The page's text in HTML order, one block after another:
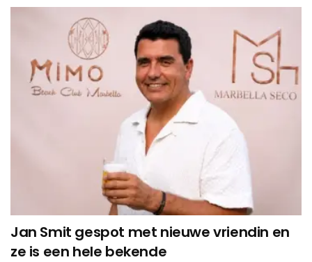
Jan Smit gespot met nieuwe vriendin en
ze is een hele bekende